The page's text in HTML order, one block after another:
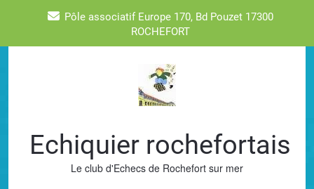
Pôle associatif Europe 170, Bd Pouzet 17300
ROCHEFORT
Echiquier rochefortais
Le club d'Echecs de Rochefort sur mer